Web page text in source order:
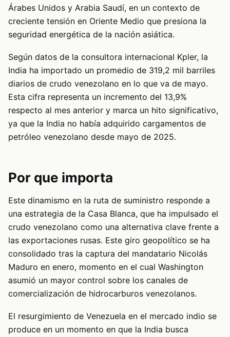
Árabes Unidos y Arabia Saudí, en un contexto de
creciente tensión en Oriente Medio que presiona la
seguridad energética de la nación asiática.
Según datos de la consultora internacional Kpler, la
India ha importado un promedio de 319,2 mil barriles
diarios de crudo venezolano en lo que va de mayo.
Esta cifra representa un incremento del 13,9%
respecto al mes anterior y marca un hito significativo,
ya que la India no había adquirido cargamentos de
petróleo venezolano desde mayo de 2025.
Por que importa
Este dinamismo en la ruta de suministro responde a
una estrategia de la Casa Blanca, que ha impulsado el
crudo venezolano como una alternativa clave frente a
las exportaciones rusas. Este giro geopolítico se ha
consolidado tras la captura del mandatario Nicolás
Maduro en enero, momento en el cual Washington
asumió un mayor control sobre los canales de
comercialización de hidrocarburos venezolanos.
El resurgimiento de Venezuela en el mercado indio se
produce en un momento en que la India busca